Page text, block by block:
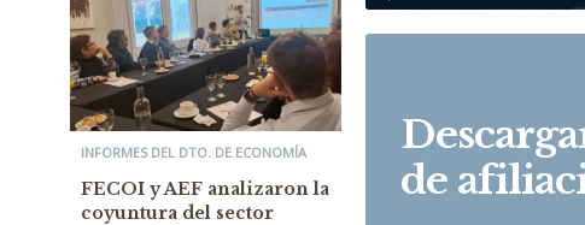
INFORMES DEL DTO. DE ECONOMÍA
FECOI y AEF analizaron la
coyuntura del sector
de